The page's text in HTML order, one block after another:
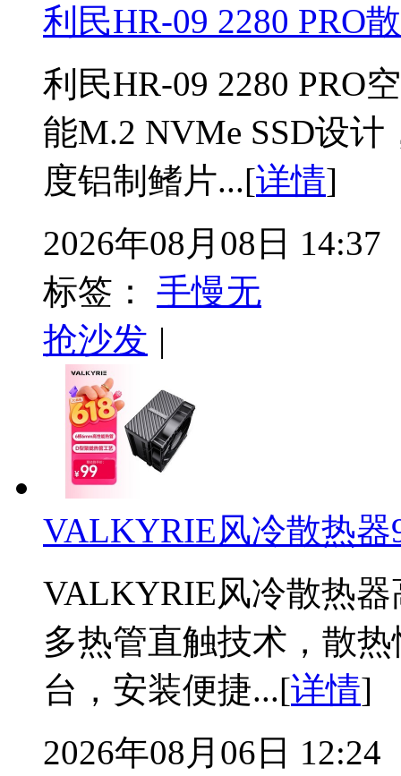
利民HR-09 2280 PRO
利民HR-09 2280 PRO
能M.2 NVMe SSD设
度铝制鳍片...[详情]
2026年08月08日 14:37
标签：
手慢无
抢沙发 |
VALKYRIE风冷散热器
VALKYRIE风冷散热
多热管直触技术，散
台，安装便捷...[详情]
2026年08月06日 12:24